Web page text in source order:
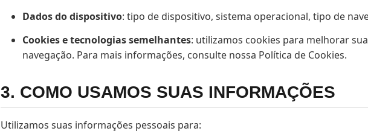
Dados do dispositivo: tipo de dispositivo, sistema operacional, tipo de
Cookies e tecnologias semelhantes: utilizamos cookies para melhorar
navegação. Para mais informações, consulte nossa Política de Cookies.
3. COMO USAMOS SUAS INFORMAÇÕES
Utilizamos suas informações pessoais para: